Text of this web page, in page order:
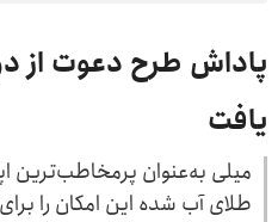
پاداش طرح دعوت از
یافت
میلی به‌عنوان پرمخاطب‌ترین
طلای آب شده این امکان را